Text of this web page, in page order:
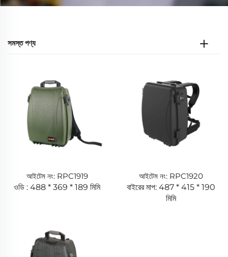
সমস্ত পণ্য
আইটেম নং: RPC1919
ওডি : 488 * 369 * 189 মিমি
আইটেম নং: RPC1920
বাইরের মাপ: 487 * 415 * 190
মিমি